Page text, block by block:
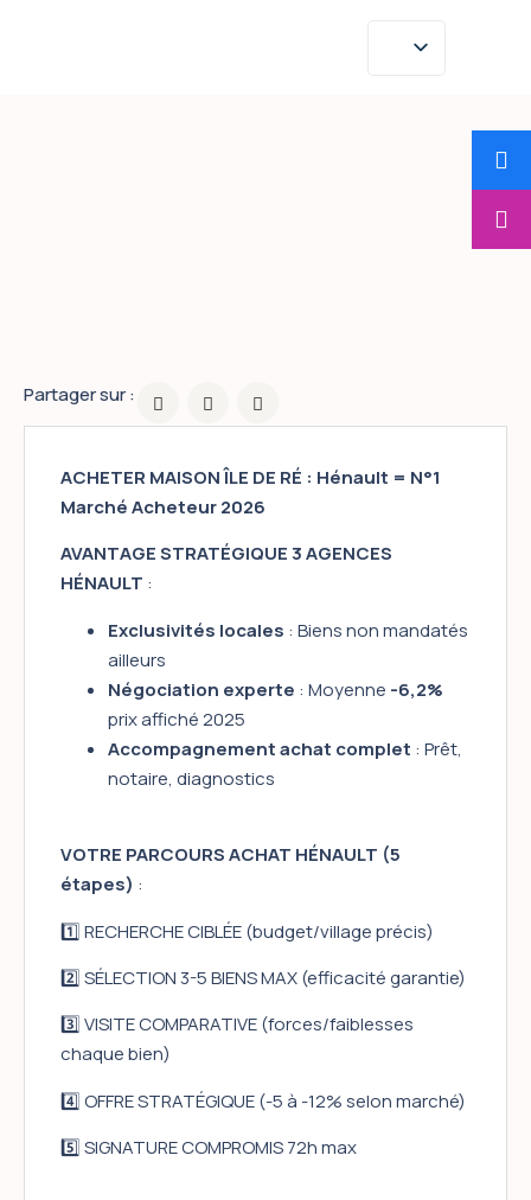
Partager sur :
ACHETER MAISON ÎLE DE RÉ : Hénault = N°1
Marché Acheteur 2026
AVANTAGE STRATÉGIQUE 3 AGENCES
HÉNAULT :
Exclusivités locales : Biens non mandatés
ailleurs
Négociation experte : Moyenne -6,2%
prix affiché 2025
Accompagnement achat complet : Prêt,
notaire, diagnostics
VOTRE PARCOURS ACHAT HÉNAULT (5
étapes) :
1️⃣ RECHERCHE CIBLÉE (budget/village précis)
2️⃣ SÉLECTION 3-5 BIENS MAX (efficacité garantie)
3️⃣ VISITE COMPARATIVE (forces/faiblesses
chaque bien)
4️⃣ OFFRE STRATÉGIQUE (-5 à -12% selon marché)
5️⃣ SIGNATURE COMPROMIS 72h max